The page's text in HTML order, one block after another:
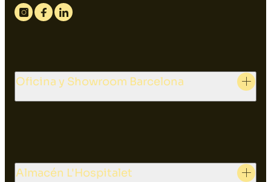
Instagram
FacebookLinkedin
Oficina y Showroom Barcelona
Almacén L'Hospitalet